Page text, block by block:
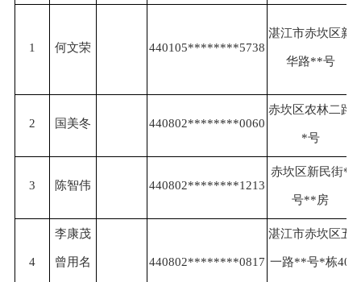
1 何文荣 440105********5738
湛江市赤坎区新
华路**号
2 国美冬 440802********0060
赤坎区农林二路
*号
3 陈智伟 440802********1213
赤坎区新民街*
号**房
4
李康茂
曾用名 440802********0817
湛江市赤坎区五
一路**号*栋40